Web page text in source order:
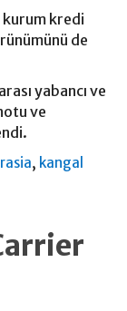
kurum kredi
de
yabancı ve
ve
, kangal